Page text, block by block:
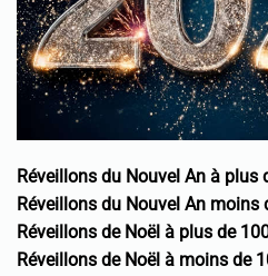
Réveillons du Nouvel An à plus
Réveillons du Nouvel An moins
Réveillons de Noël à plus de
Réveillons de Noël à moins de